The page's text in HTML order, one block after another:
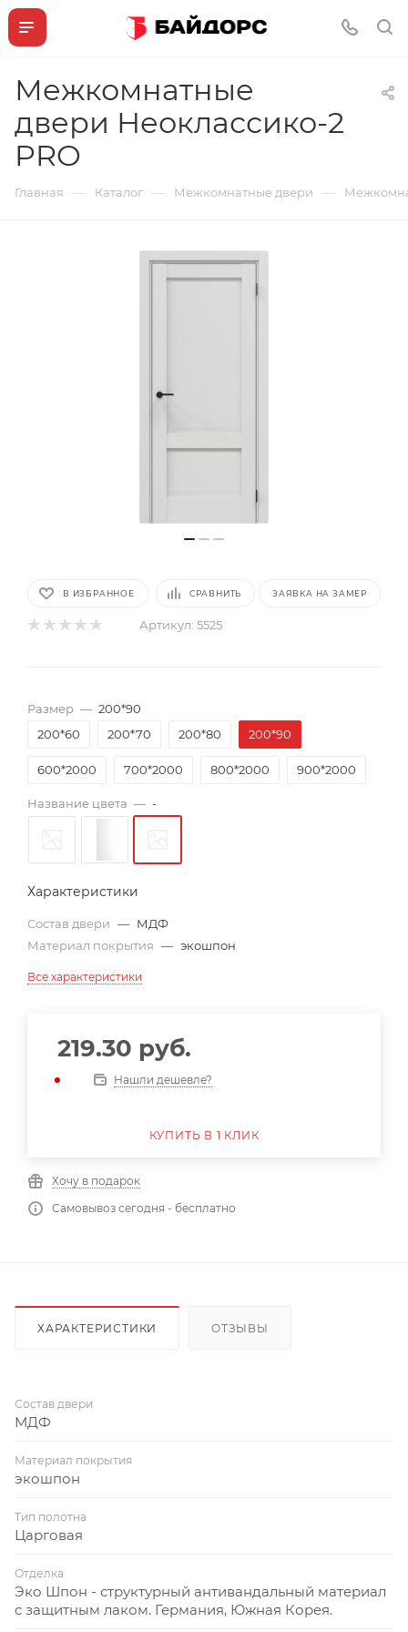
Межкомнатные
двери Неоклассико-2
PRO
Главная — Каталог — Межкомнатные двери —
В ИЗБРАННОЕ СРАВНИТЬ ЗАЯВКА НА ЗАМЕР
Артикул: 5525
Размер — 200*90
200*60
200*70 200*80 200*90
600*2000 700*2000 800*2000 900*2000
Название цвета — -
Характеристики
Состав двери — МДФ
Материал покрытия — экошпон
Все характеристики
219.30 руб.
Нашли дешевле?
КУПИТЬ В 1 КЛИК
Хочу в подарок
Самовывоз сегодня - бесплатно
ХАРАКТЕРИСТИКИ ОТЗЫВЫ
Состав двери
МДФ
Материал покрытия
экошпон
Тип полотна
Царговая
Отделка
Эко Шпон - структурный антивандальный материал
с защитным лаком. Германия, Южная Корея.